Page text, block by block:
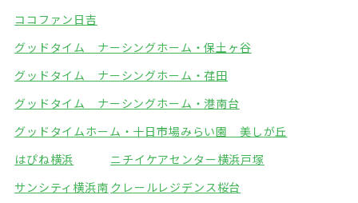
ココファン日吉
グッドタイム ナーシングホーム・保土ヶ谷
グッドタイム ナーシングホーム・荏田
グッドタイム ナーシングホーム・港南台
グッドタイムホーム・十日市場みらい園 美しが丘
はぴね横浜
ニチイケアセンター横浜戸塚
サンシティ横浜南 クレールレジデンス桜台